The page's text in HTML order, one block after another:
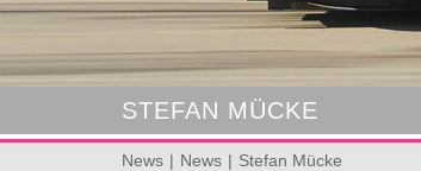
STEFAN MÜCKE
News News Stefan Mücke